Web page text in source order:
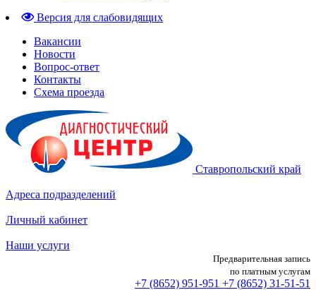
Версия для слабовидящих
Вакансии
Новости
Вопрос-ответ
Контакты
Схема проезда
Ставропольский край
Адреса подразделений
Личный кабинет
Наши услуги
Предварительная запись
по платным услугам
+7 (8652) 951-951 +7 (8652) 31-51-51